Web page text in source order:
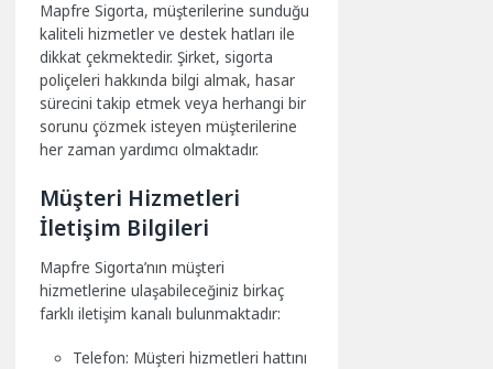
Mapfre Sigorta, müşterilerine sunduğu
kaliteli hizmetler ve destek hatları ile
dikkat çekmektedir. Şirket, sigorta
poliçeleri hakkında bilgi almak, hasar
sürecini takip etmek veya herhangi bir
sorunu çözmek isteyen müşterilerine
her zaman yardımcı olmaktadır.
Müşteri Hizmetleri
İletişim Bilgileri
Mapfre Sigorta’nın müşteri
hizmetlerine ulaşabileceğiniz birkaç
farklı iletişim kanalı bulunmaktadır:
Telefon: Müşteri hizmetleri hattını